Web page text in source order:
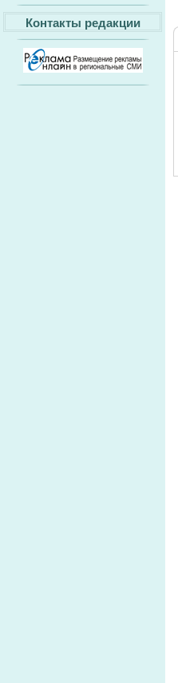
Контакты редакции